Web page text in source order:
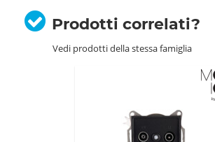
Prodotti correlati?
Vedi prodotti della stessa famiglia